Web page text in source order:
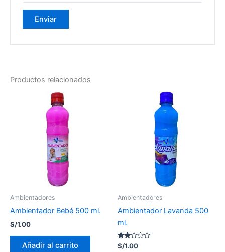
Productos relacionados
Ambientadores
Ambientador Bebé 500 ml.
S/1.00
Añadir al carrito
Ambientadores
Ambientador Lavanda 500
ml.
Valorado
S/1.00